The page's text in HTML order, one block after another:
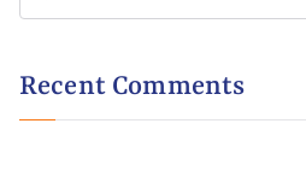
Recent Comments